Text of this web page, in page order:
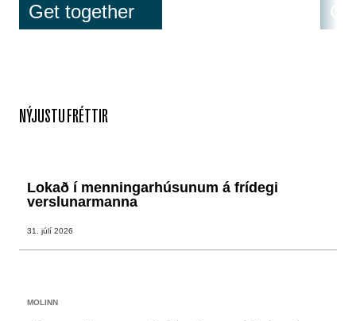
Get together
NÝJUSTU FRÉTTIR
Lokað í menningarhúsunum á frídegi
verslunarmanna
31. júlí 2026
MOLINN